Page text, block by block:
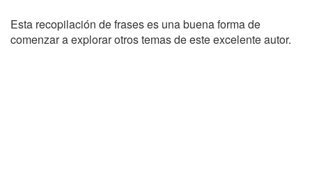
Esta recopilación de frases es una buena forma de
comenzar a explorar otros temas de este excelente autor.